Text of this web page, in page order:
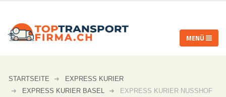
STARTSEITE
EXPRESS KURIER
EXPRESS KURIER BASEL
EXPRESS KURIER NUSSHOF